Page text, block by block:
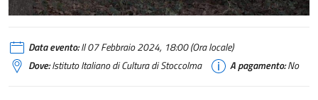
Data evento:Il 07 Febbraio 2024, 18:00 (Ora locale)
Dove:Istituto Italiano di Cultura di Stoccolma A pagamento:No